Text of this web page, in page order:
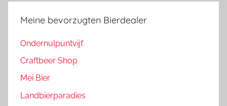
Meine bevorzugten Bierdealer
Ondernulpuntvijf
Craftbeer Shop
Mei Bier
Landbierparadies